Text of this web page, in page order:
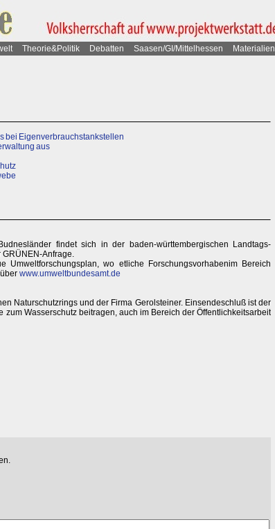
Theorie&Politik Debatten Saasen/GI/Mittelhessen Materialien
bei Eigenverbrauchstankstellen
aus
findet sich in der baden-württembergischen Landtags-
Anfrage.
Umweltforschungsplan, wo etliche Forschungsvorhabenim Bereich
www.umweltbundesamt.de
Naturschutzrings und der Firma Gerolsteiner. Einsendeschluß ist der
Wasserschutz beitragen, auch im Bereich der Öffentlichkeitsarbeit